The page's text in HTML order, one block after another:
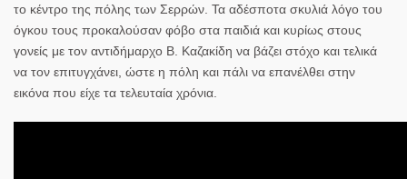
το κέντρο της πόλης των Σερρών. Τα αδέσποτα σκυλιά λόγο του
όγκου τους προκαλούσαν φόβο στα παιδιά και κυρίως στους
γονείς με τον αντιδήμαρχο Β. Καζακίδη να βάζει στόχο και τελικά
να τον επιτυγχάνει, ώστε η πόλη και πάλι να επανέλθει στην
εικόνα που είχε τα τελευταία χρόνια.